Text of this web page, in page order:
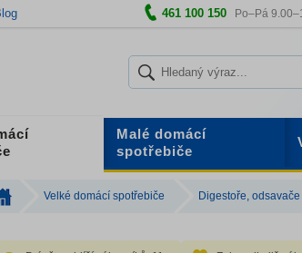
461 100 150 Po–Pá
Malé domácí
spotřebiče
Velké domácí spotřebiče Digestoře,